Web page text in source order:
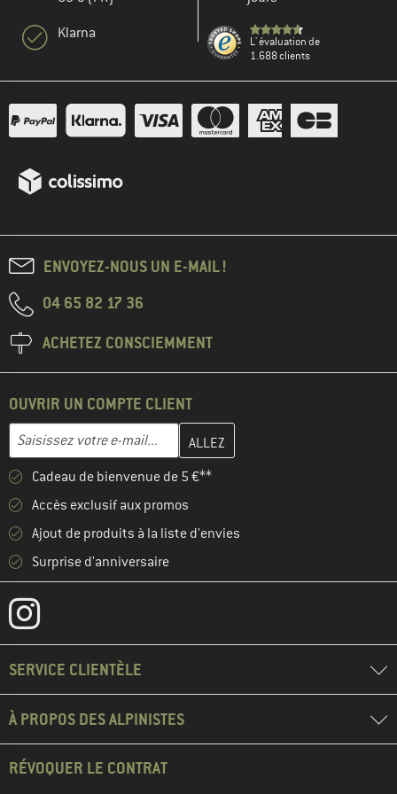
Klarna
L' évaluation de
1.688 clients
ENVOYEZ-NOUS UN E-MAIL !
04 65 82 17 36
ACHETEZ CONSCIEMMENT
OUVRIR UN COMPTE CLIENT
Adresse e-mail
Entrez votre adresse e-mail ici et créez votre compte client à la
Cadeau de bienvenue de 5 €**
Accès exclusif aux promos
Ajout de produits à la liste d'envies
Surprise d'anniversaire
SERVICE CLIENTÈLE
À PROPOS DES ALPINISTES
RÉVOQUER LE CONTRAT